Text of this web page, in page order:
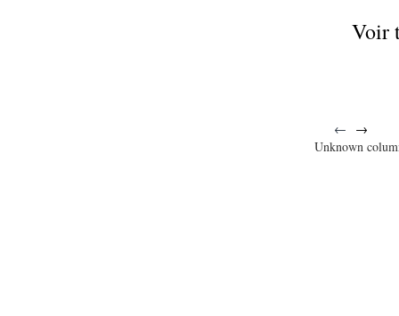
Voir
←
→
Unknown